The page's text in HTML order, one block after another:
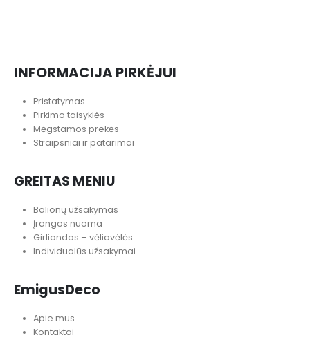
Pristatymas
Pirkimo taisyklės
Mėgstamos prekės
Balionų užsakymas
Įrangos nuoma
Girliandos – vėliavėlės
Apie mus